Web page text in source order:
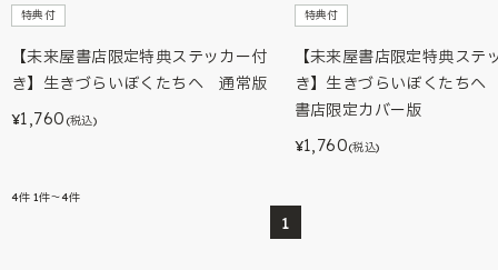
特典付
【未来屋書店限定特典ステッカー付
き】生きづらいぼくたちへ 通常版
¥1,760 (税込)
特典付
【未来屋書店限定特典ステ
き】生きづらいぼくたち
書店限定カバー版
¥1,760(税込)
4件 1件～4件
1